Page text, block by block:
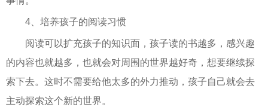
4、培养孩子的阅读习惯
阅读可以扩充孩子的知识面，孩子读的书越多，感兴趣
的内容也就越多，也就会对周围的世界越好奇，想要继续探
索下去。这时不需要给他太多的外力推动，孩子自己就会去
主动探索这个新的世界。